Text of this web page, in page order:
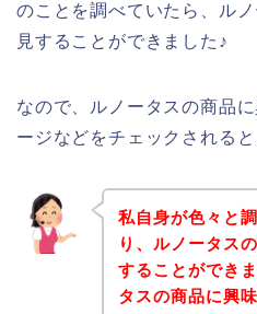
のことを調べていたら、ル
見することができました♪
なので、ルノータスの商品
ージなどをチェックされる
私自身が色々と
り、ルノータス
することができ
タスの商品に興